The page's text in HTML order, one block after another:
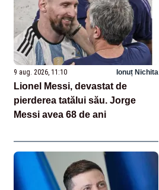
9 aug. 2026, 11:10 Ionuț Nichita
Lionel Messi, devastat de
pierderea tatălui său. Jorge
Messi avea 68 de ani